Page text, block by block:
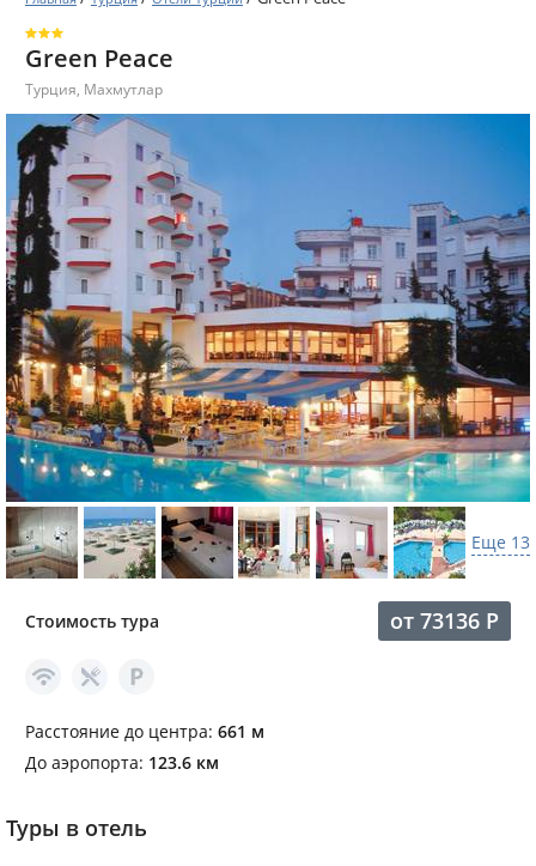
Green Peace
Турция, Махмутлар
Еще 13
Стоимость тура от 73136 Р
Расстояние до центра: 661 м
До аэропорта: 123.6 км
Туры в отель